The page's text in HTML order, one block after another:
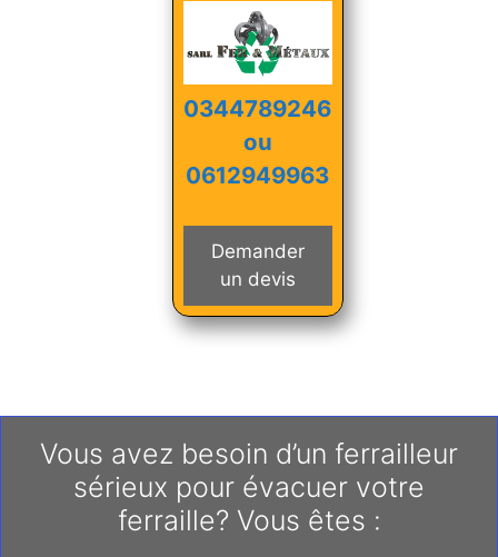
0344789246
ou
0612949963
Demander
un devis
Vous avez besoin d’un ferrailleur
sérieux pour évacuer votre
ferraille? Vous êtes :